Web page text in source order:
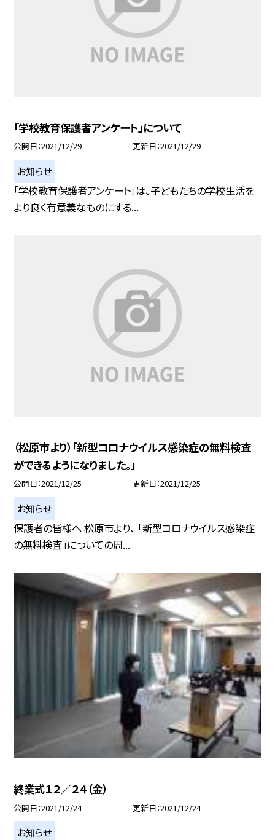
「学校教育保護者アンケート」について
公開日 2021/12/29 更新日 2021/12/29
お知らせ
「学校教育保護者アンケート」は、子どもたちの学校生活を
より良く有意義なものにする...
（松原市より）「新型コロナウイルス感染症の無料検査
ができるようになりました。」
公開日 2021/12/25 更新日 2021/12/25
お知らせ
保護者の皆様へ 松原市より、 「新型コロナウイルス感染症
の無料検査」についての周...
終業式１２／２４（金）
公開日 2021/12/24 更新日 2021/12/24
お知らせ